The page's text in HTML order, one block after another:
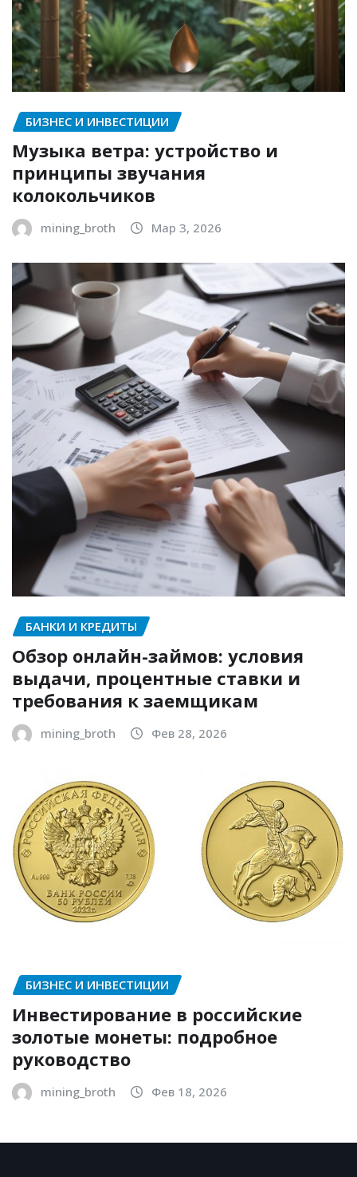
БИЗНЕС И ИНВЕСТИЦИИ
Музыка ветра: устройство и
принципы звучания
колокольчиков
mining_broth Мар 3, 2026
БАНКИ И КРЕДИТЫ
Обзор онлайн-займов: условия
выдачи, процентные ставки и
требования к заемщикам
mining_broth Фев 28, 2026
БИЗНЕС И ИНВЕСТИЦИИ
Инвестирование в российские
золотые монеты: подробное
руководство
mining_broth Фев 18, 2026